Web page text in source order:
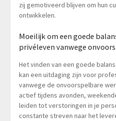
zij gemotiveerd blijven om hun
ontwikkelen.
Moeilijk om een goede
privéleven vanwege
Het vinden van een goede
kan een uitdaging zijn voor
vanwege de onvoorspelbare
actief tijdens avonden,
leiden tot verstoringen in je
constante streven naar het